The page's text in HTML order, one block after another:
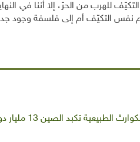
للهرب من الحرّ، إلا أننا في
نفس التكيّف أم إلى فلسفة وجود
الطبيعية تكبد الصين 13 مليار دولار في 6 أشهر